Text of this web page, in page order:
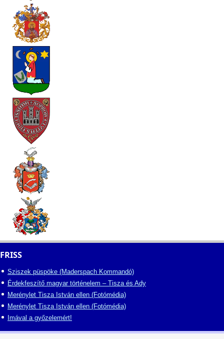
FRISS
Sziszek püspöke (Maderspach Kommandó)
Érdekfeszítő magyar történelem – Tisza és Ady
Merénylet Tisza István ellen (Fotómédia)
Merénylet Tisza István ellen (Fotómédia)
Imával a győzelemért!